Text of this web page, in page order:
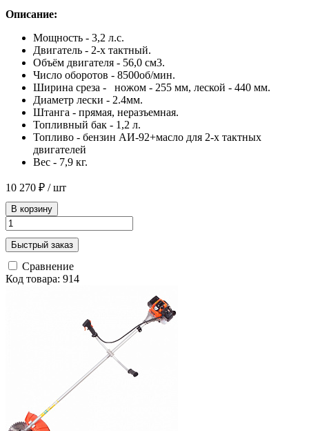
Описание:
Мощность - 3,2 л.с.
Двигатель - 2-х тактный.
Объём двигателя - 56,0 см3.
Число оборотов - 8500об/мин.
Ширина среза - ножом - 255 мм, леской - 440 мм.
Диаметр лески - 2.4мм.
Штанга - прямая, неразъемная.
Топливный бак - 1,2 л.
Топливо - бензин АИ-92+масло для 2-х тактных
двигателей
Вес - 7,9 кг.
10 270 ₽ / шт
В корзину
Быстрый заказ
Сравнение
Код товара: 914